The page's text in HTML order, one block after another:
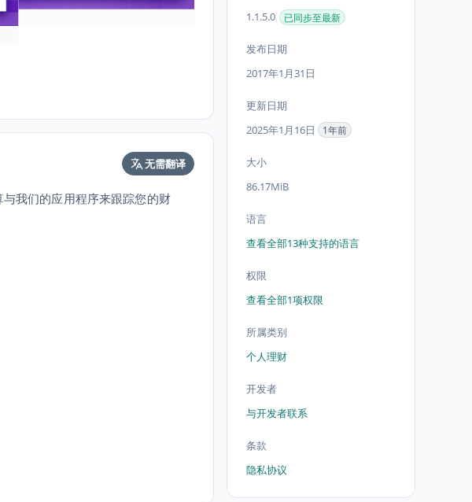
无需翻译
我们的应用程序来跟踪您的财
1.1.5.0
已同步至最新
发布日期
2017年1月31日
更新日期
2025年1月16日
1年前
大小
86.17MiB
语言
查看全部13种支持的语言
权限
查看全部1项权限
所属类别
个人理财
开发者
与开发者联系
条款
隐私协议